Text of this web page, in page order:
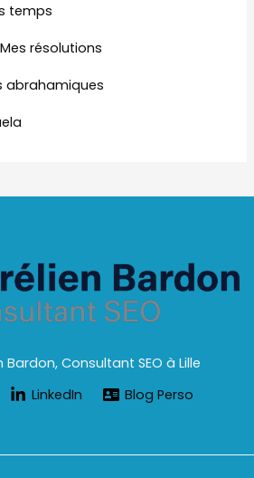
temps
résolutions
abrahamiques
Bardon, Consultant SEO à Lille
LinkedIn Blog Perso